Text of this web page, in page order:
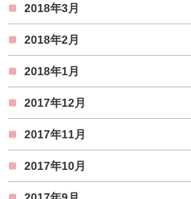
2018年3月
2018年2月
2018年1月
2017年12月
2017年11月
2017年10月